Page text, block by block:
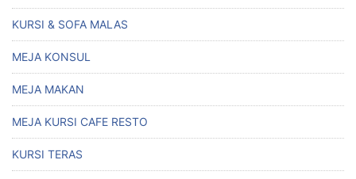
KURSI & SOFA MALAS
MEJA KONSUL
MEJA MAKAN
MEJA KURSI CAFE RESTO
KURSI TERAS